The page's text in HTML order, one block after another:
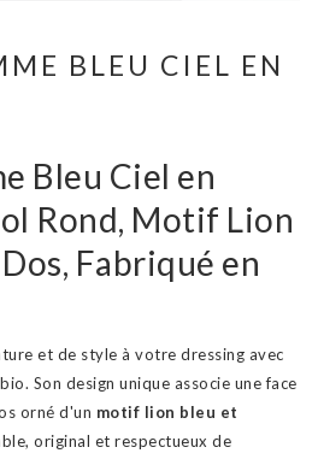
BLEU CIEL EN
Bleu Ciel en
Rond, Motif Lion
Fabriqué en
et de style à votre dressing avec
Son design unique associe une face
orné d'un motif lion bleu et
original et respectueux de